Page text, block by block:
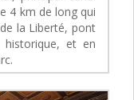
4 km de long qui
la Liberté, pont
et en